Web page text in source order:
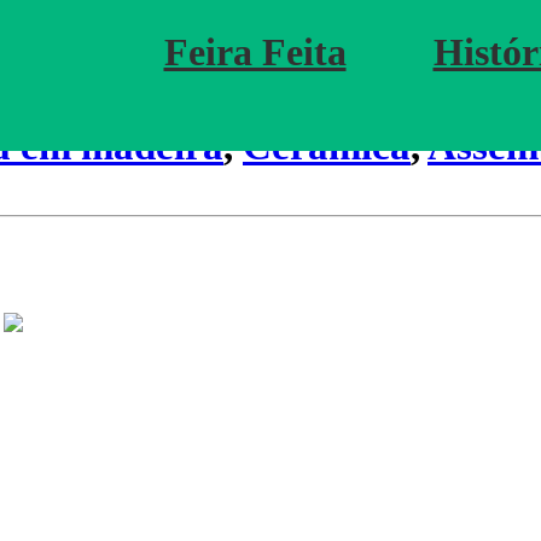
Feira Feita
em madeira,Cerâmica,